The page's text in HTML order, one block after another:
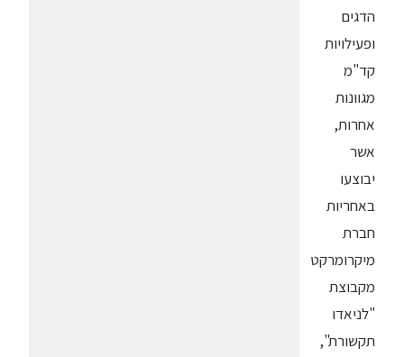
הדגים
ופעילויות
קד"מ
מגוונות
אחרות,
אשר
יבוצעו
באחריות
חברת
מיקרומרקט
מקבוצת
"לניאדו
תקשורת",